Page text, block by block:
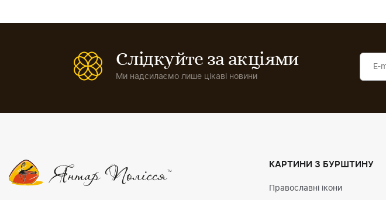
Слідкуйте за акціями
Ми надсилаємо лише цікаві новини
КАРТИНИ З БУРШТИНУ
Православні ікони